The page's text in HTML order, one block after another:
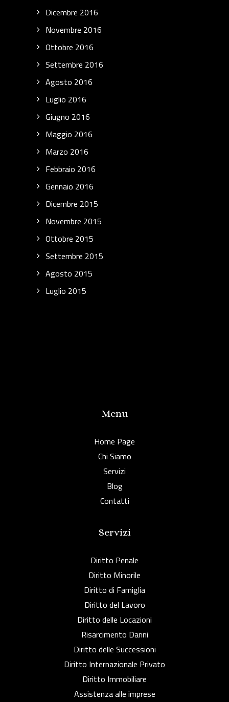
Dicembre 2016
Novembre 2016
Ottobre 2016
Settembre 2016
Agosto 2016
Luglio 2016
Giugno 2016
Maggio 2016
Marzo 2016
Febbraio 2016
Gennaio 2016
Dicembre 2015
Novembre 2015
Ottobre 2015
Settembre 2015
Agosto 2015
Luglio 2015
Menu
Home Page
Chi Siamo
Servizi
Blog
Contatti
Servizi
Diritto Penale
Diritto Minorile
Diritto di Famiglia
Diritto del Lavoro
Diritto delle Locazioni
Risarcimento Danni
Diritto delle Successioni
Diritto Internazionale Privato
Diritto Immobiliare
Assistenza alle imprese